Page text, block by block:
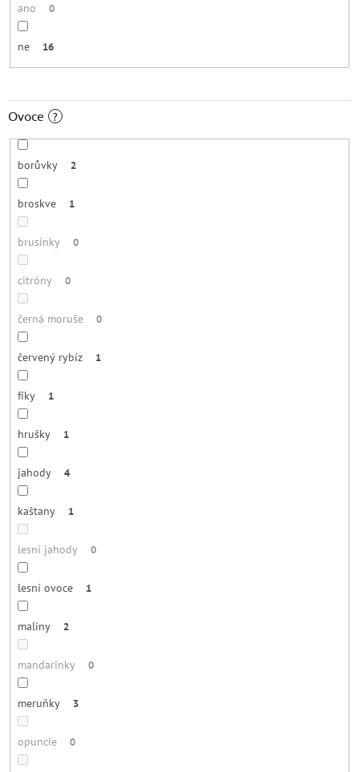
ano 0
ne 16
Ovoce ?
borůvky 2
broskve 1
brusinky 0
citróny 0
černá moruše 0
červený rybíz 1
fíky 1
hrušky 1
jahody 4
kaštany 1
lesní jahody 0
lesní ovoce 1
maliny 2
mandarinky 0
meruňky 3
opuncie 0